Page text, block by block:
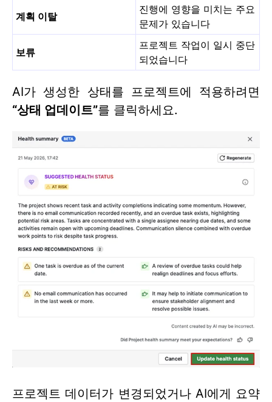
계획 이탈
진행에 영향을 미치는 주요
문제가 있습니다
보류
프로젝트 작업이 일시 중단
되었습니다
AI가 생성한 상태를 프로젝트에 적용하려면
“상태 업데이트”를 클릭하세요.
프로젝트 데이터가 변경되었거나 AI에게 요약